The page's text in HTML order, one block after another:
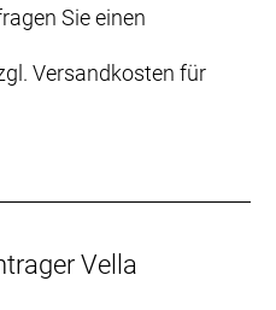
Sie einen
Versandkosten für
Vella